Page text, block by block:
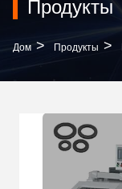
Продукты
Дом > Продукты >